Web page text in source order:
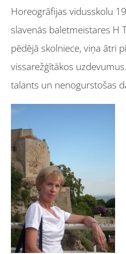
Horeogrāfijas vidusskolu
slavenās baletmeistares H
pēdējā skolniece, viņa ātri
vissarežģītākos
talants un nenogurstošas